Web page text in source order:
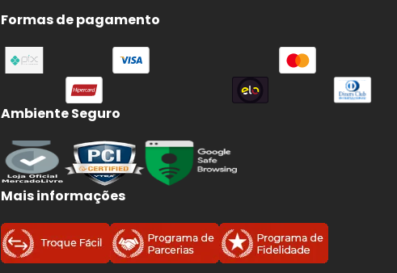
Formas de pagamento
Ambiente Seguro
Mais informações